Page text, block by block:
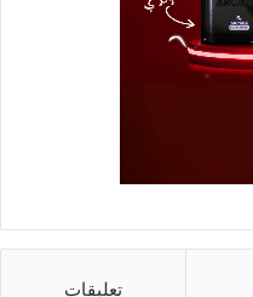
تعليقات